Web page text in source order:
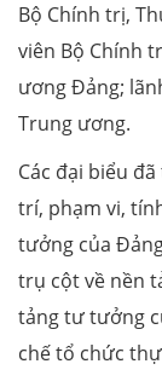
Bộ Chính trị,
viên Bộ Chính
ương Đảng;
Trung ương.
Các đại biểu
trí, phạm vi,
tưởng của
trụ cột về nền
tảng tư tưởng
chế tổ chức